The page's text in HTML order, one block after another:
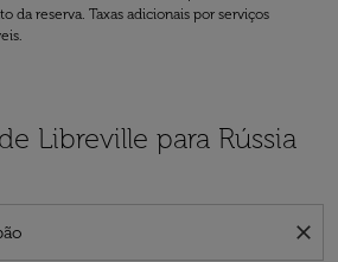
da reserva. Taxas adicionais por serviços
Libreville para Rússia
close